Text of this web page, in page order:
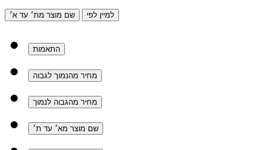
שם מוצר מת׳ עד א׳ למיין לפי
התאמות
מחיר מהנמוך לגבוה
מחיר מהגבוה לנמוך
שם מוצר מא׳ עד ת׳